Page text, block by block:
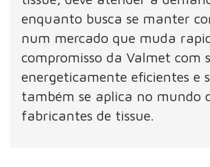
enquanto busca se manter
num mercado que muda
compromisso da Valmet com
energeticamente eficientes e
também se aplica no mundo
fabricantes de tissue.